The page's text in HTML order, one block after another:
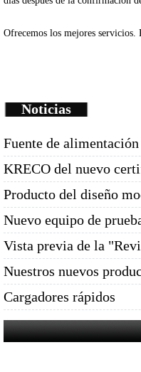
Ofrecemos los mejores servicios.
Noticias
Fuente de
KRECO del nuevo
Producto del diseño
Nuevo equipo de
Vista previa de la
Nuestros nuevos
Cargadores rápidos